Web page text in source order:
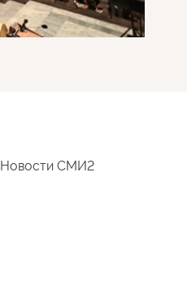
Новости СМИ2